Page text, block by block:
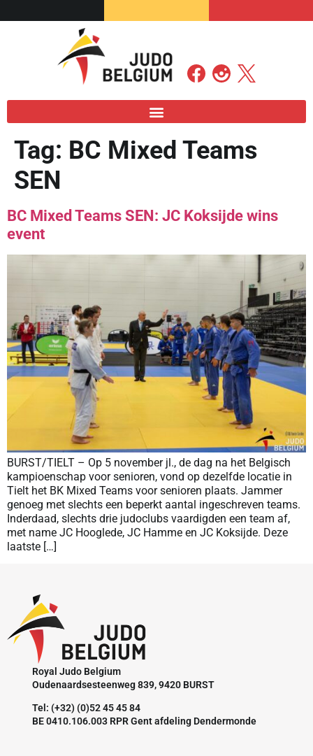
Tag: BC Mixed Teams
SEN
BC Mixed Teams SEN: JC Koksijde wins
event
BURST/TIELT – Op 5 november jl., de dag na het Belgisch
kampioenschap voor senioren, vond op dezelfde locatie in
Tielt het BK Mixed Teams voor senioren plaats. Jammer
genoeg met slechts een beperkt aantal ingeschreven teams.
Inderdaad, slechts drie judoclubs vaardigden een team af,
met name JC Hooglede, JC Hamme en JC Koksijde. Deze
laatste […]
Royal Judo Belgium
Oudenaardsesteenweg 839, 9420 BURST
Tel: (+32) (0)52 45 45 84
BE 0410.106.003 RPR Gent afdeling Dendermonde